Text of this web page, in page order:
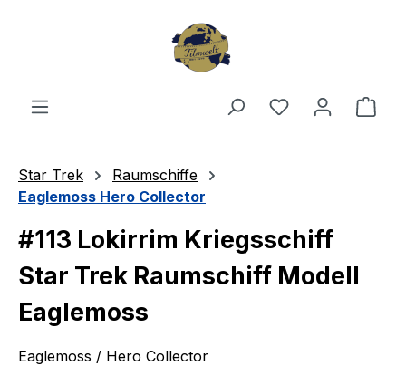
Du hast 0
Star Trek
Raumschiffe
Eaglemoss Hero Collector
#113 Lokirrim Kriegsschiff
Star Trek Raumschiff Modell
Eaglemoss
Eaglemoss / Hero Collector